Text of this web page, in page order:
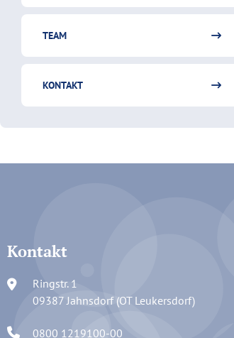
TEAM
KONTAKT
Kontakt
Ringstr. 1
09387 Jahnsdorf (OT Leukersdorf)
0800 1219100-00